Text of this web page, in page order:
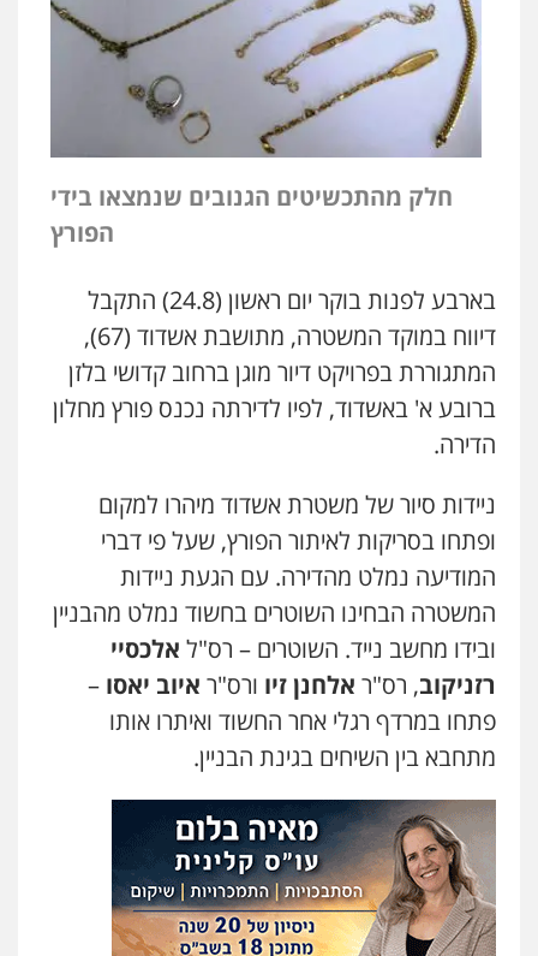
חלק מהתכשיטים הגנובים שנמצאו בידי
הפורץ
בארבע לפנות בוקר יום ראשון (24.8) התקבל
דיווח במוקד המשטרה, מתושבת אשדוד (67),
המתגוררת בפרויקט דיור מוגן ברחוב קדושי בלזן
ברובע א' באשדוד, לפיו לדירתה נכנס פורץ מחלון
הדירה.
ניידות סיור של משטרת אשדוד מיהרו למקום
ופתחו בסריקות לאיתור הפורץ, שעל פי דברי
המודיעה נמלט מהדירה. עם הגעת ניידות
המשטרה הבחינו השוטרים בחשוד נמלט מהבניין
ובידו מחשב נייד. השוטרים – רס"ל אלכסיי
רזניקוב, רס"ר אלחנן זיו ורס"ר איוב יאסו –
פתחו במרדף רגלי אחר החשוד ואיתרו אותו
מתחבא בין השיחים בגינת הבניין.